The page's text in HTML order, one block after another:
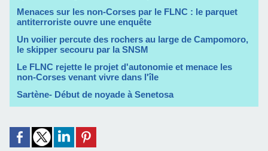
Menaces sur les non-Corses par le FLNC : le parquet
antiterroriste ouvre une enquête
Un voilier percute des rochers au large de Campomoro,
le skipper secouru par la SNSM
Le FLNC rejette le projet d'autonomie et menace les
non-Corses venant vivre dans l'île
Sartène- Début de noyade à Senetosa